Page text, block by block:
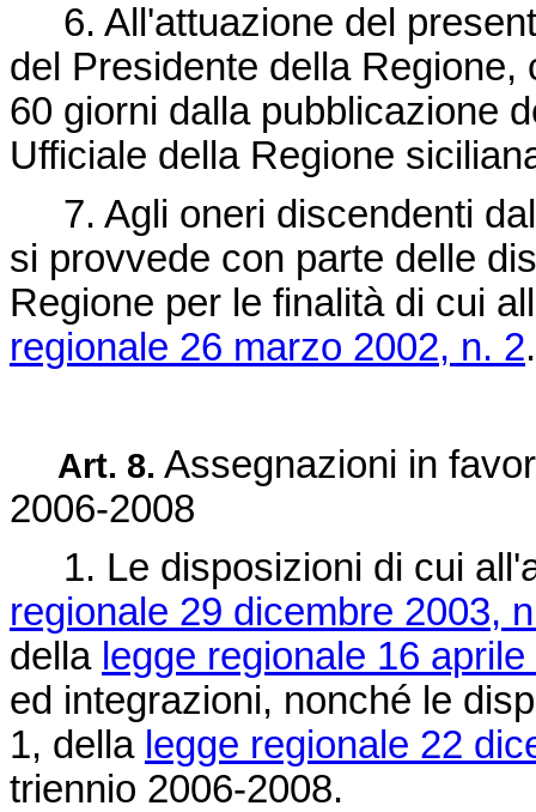
6. All'attuazione del
del Presidente della
60 giorni dalla pubblicazione
Ufficiale della Regione
7. Agli oneri discendenti
si provvede con parte delle
Regione per le finalità di cui
regionale 26 marzo 2002, n. 2.
Art. 8. Assegnazioni in
2006-2008
1. Le disposizioni di cui
regionale 29 dicembre 2003,
della legge regionale 16
ed integrazioni, nonché le
1, della legge regionale 22
triennio 2006-2008.